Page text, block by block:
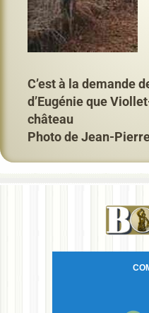
C’est à la demande
d’Eugénie que
château
Photo de Jean-